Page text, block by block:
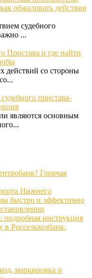
обжаловать действия
судебного
...
Пристава и где найти
действий со стороны
пристава-
являются основным
Горячая
Нижнего
быстро и эффективно
подробная инструкция
Россельхозбанк: